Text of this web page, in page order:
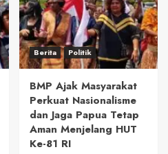
Berita Politik
BMP Ajak Masyarakat
Perkuat Nasionalisme
dan Jaga Papua Tetap
Aman Menjelang HUT
Ke-81 RI